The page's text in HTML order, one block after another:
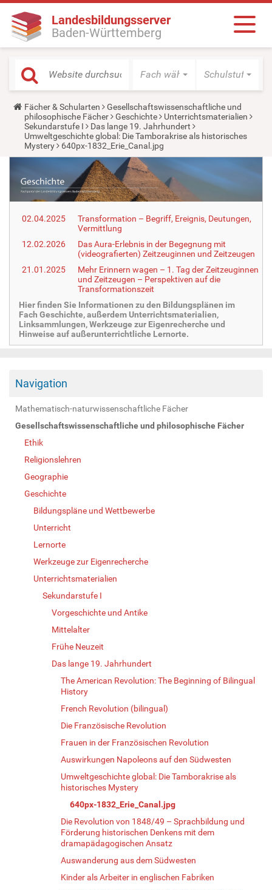
Landesbildungsserver
Baden-Württemberg
Fach wählen Schulstufe
Y
o
u
a
r
e
r
e
:
Fächer & Schularten
Gesellschaftswissenschaftliche und
philosophische Fächer
Geschichte
Unterrichtsmaterialien
Sekundarstufe I
Das lange 19. Jahrhundert
Umweltgeschichte global: Die Tamborakrise als historisches
Mystery
640px-1832_Erie_Canal.jpg
02.04.2025
Transformation – Begriff, Ereignis, Deutungen,
Vermittlung
12.02.2026
Das Aura-Erlebnis in der Begegnung mit
(videografierten) Zeitzeuginnen und Zeitzeugen
21.01.2025
Mehr Erinnern wagen – 1. Tag der Zeitzeuginnen
und Zeitzeugen – Perspektiven auf die
Transformationszeit
Hier finden Sie Informationen zu den Bildungsplänen im
Fach Geschichte, außerdem Unterrichtsmaterialien,
Linksammlungen, Werkzeuge zur Eigenrecherche und
Hinweise auf außerunterrichtliche Lernorte.
Navigation
Mathematisch-naturwissenschaftliche Fächer
Gesellschaftswissenschaftliche und philosophische Fächer
Ethik
Religionslehren
Geographie
Geschichte
Bildungspläne und Wettbewerbe
Unterricht
Lernorte
Werkzeuge zur Eigenrecherche
Unterrichtsmaterialien
Sekundarstufe I
Vorgeschichte und Antike
Mittelalter
Frühe Neuzeit
Das lange 19. Jahrhundert
The American Revolution: The Beginning of Bilingual
History
French Revolution (bilingual)
Die Französische Revolution
Frauen in der Französischen Revolution
Auswirkungen Napoleons auf den Südwesten
Umweltgeschichte global: Die Tamborakrise als
historisches Mystery
640px-1832_Erie_Canal.jpg
Die Revolution von 1848/49 – Sprachbildung und
Förderung historischen Denkens mit dem
dramapädagogischen Ansatz
Auswanderung aus dem Südwesten
Kinder als Arbeiter in englischen Fabriken